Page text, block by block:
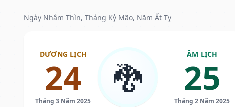
Ngày Nhâm Thìn, Tháng Kỷ Mão, Năm Ất Tỵ
DƯƠNG LỊCH
24
Tháng 3 Năm 2025
🐉
ÂM LỊCH
25
Tháng 2 Năm 2025